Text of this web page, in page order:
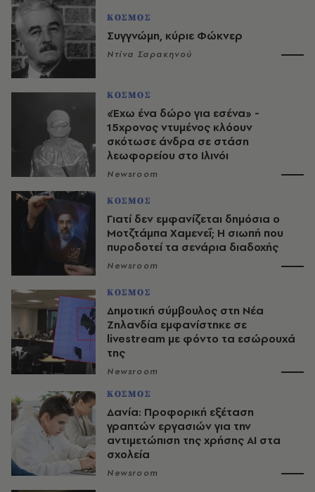
ΚΟΣΜΟΣ
Συγγνώμη, κύριε Φώκνερ
Ντίνα Σαρακηνού
ΚΟΣΜΟΣ
«Έχω ένα δώρο για εσένα» -
15χρονος ντυμένος κλόουν
σκότωσε άνδρα σε στάση
λεωφορείου στο Ιλινόι
Newsroom
ΚΟΣΜΟΣ
Γιατί δεν εμφανίζεται δημόσια ο
Μοτζτάμπα Χαμενεΐ; Η σιωπή που
πυροδοτεί τα σενάρια διαδοχής
Newsroom
ΚΟΣΜΟΣ
Δημοτική σύμβουλος στη Νέα
Ζηλανδία εμφανίστηκε σε
livestream με φόντο τα εσώρουχά
της
Newsroom
ΚΟΣΜΟΣ
Δανία: Προφορική εξέταση
γραπτών εργασιών για την
αντιμετώπιση της χρήσης AI στα
σχολεία
Newsroom